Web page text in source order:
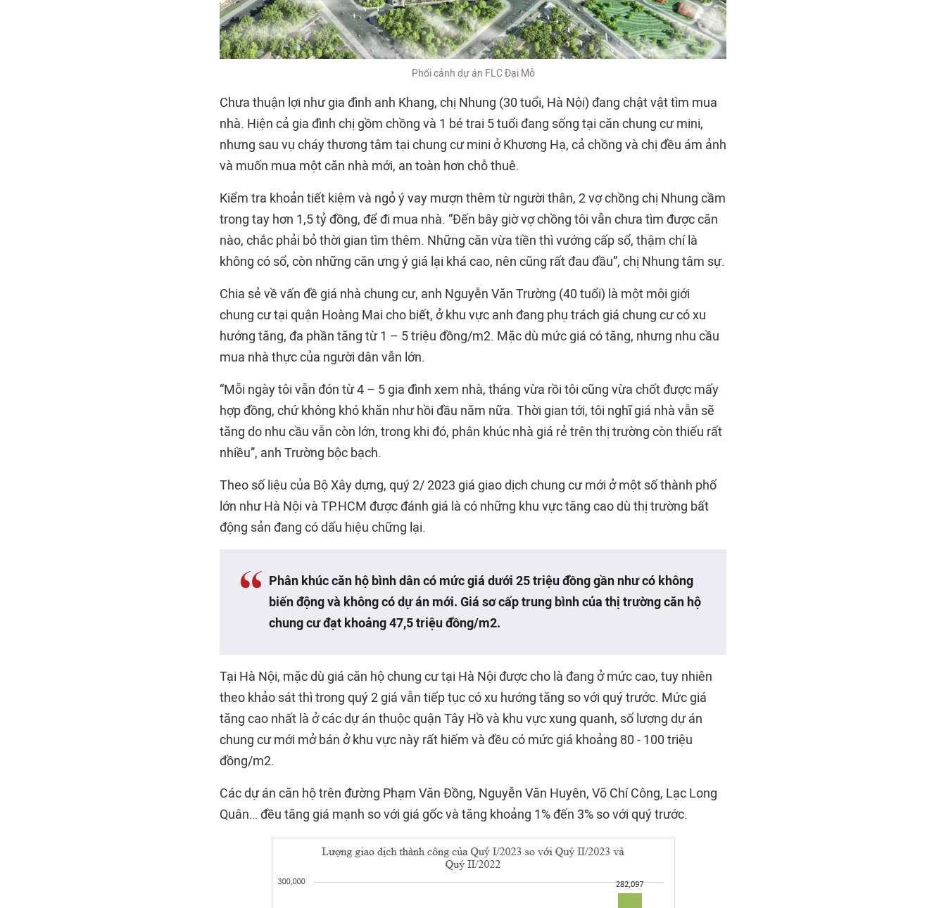
Phối cảnh dự án FLC Đại Mỗ
Chưa thuận lợi như gia đình anh Khang, chị Nhung (30 tuổi, Hà Nội) đang chật vật tìm mua
nhà. Hiện cả gia đình chị gồm chồng và 1 bé trai 5 tuổi đang sống tại căn chung cư mini,
nhưng sau vụ cháy thương tâm tại chung cư mini ở Khương Hạ, cả chồng và chị đều ám ảnh
và muốn mua một căn nhà mới, an toàn hơn chỗ thuê.
Kiểm tra khoản tiết kiệm và ngỏ ý vay mượn thêm từ người thân, 2 vợ chồng chị Nhung cầm
trong tay hơn 1,5 tỷ đồng, để đi mua nhà. “Đến bây giờ vợ chồng tôi vẫn chưa tìm được căn
nào, chắc phải bỏ thời gian tìm thêm. Những căn vừa tiền thì vướng cấp sổ, thậm chí là
không có sổ, còn những căn ưng ý giá lại khá cao, nên cũng rất đau đầu”, chị Nhung tâm sự.
Chia sẻ về vấn đề giá nhà chung cư, anh Nguyễn Văn Trường (40 tuổi) là một môi giới
chung cư tại quận Hoàng Mai cho biết, ở khu vực anh đang phụ trách giá chung cư có xu
hướng tăng, đa phần tăng từ 1 – 5 triệu đồng/m2. Mặc dù mức giá có tăng, nhưng nhu cầu
mua nhà thực của người dân vẫn lớn.
“Mỗi ngày tôi vẫn đón từ 4 – 5 gia đình xem nhà, tháng vừa rồi tôi cũng vừa chốt được mấy
hợp đồng, chứ không khó khăn như hồi đầu năm nữa. Thời gian tới, tôi nghĩ giá nhà vẫn sẽ
tăng do nhu cầu vẫn còn lớn, trong khi đó, phân khúc nhà giá rẻ trên thị trường còn thiếu rất
nhiều”, anh Trường bộc bạch.
Theo số liệu của Bộ Xây dựng, quý 2/ 2023 giá giao dịch chung cư mới ở một số thành phố
lớn như Hà Nội và TP.HCM được đánh giá là có những khu vực tăng cao dù thị trường bất
động sản đang có dấu hiệu chững lại.
Phân khúc căn hộ bình dân có mức giá dưới 25 triệu đồng gần như có không
biến động và không có dự án mới. Giá sơ cấp trung bình của thị trường căn hộ
chung cư đạt khoảng 47,5 triệu đồng/m2.
Tại Hà Nội, mặc dù giá căn hộ chung cư tại Hà Nội được cho là đang ở mức cao, tuy nhiên
theo khảo sát thì trong quý 2 giá vẫn tiếp tục có xu hướng tăng so với quý trước. Mức giá
tăng cao nhất là ở các dự án thuộc quận Tây Hồ và khu vực xung quanh, số lượng dự án
chung cư mới mở bán ở khu vực này rất hiếm và đều có mức giá khoảng 80 - 100 triệu
đồng/m2.
Các dự án căn hộ trên đường Phạm Văn Đồng, Nguyễn Văn Huyên, Võ Chí Công, Lạc Long
Quân… đều tăng giá mạnh so với giá gốc và tăng khoảng 1% đến 3% so với quý trước.